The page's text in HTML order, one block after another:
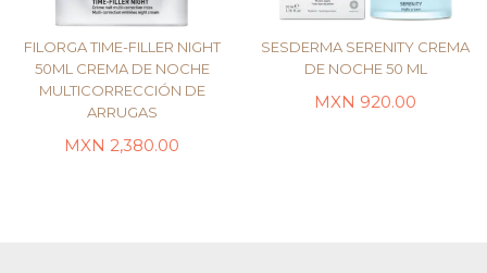
SESDERMA SERENITY CREMA
DE NOCHE 50 ML
920.00
LEER MÁS
FILORGA TIME-FILLER NIGHT
50ML CREMA DE NOCHE
MULTICORRECCIÓN DE
ARRUGAS
2,380.00